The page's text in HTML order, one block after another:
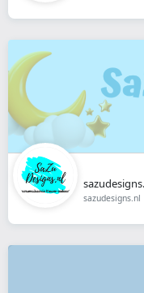
sazudesigns.nl